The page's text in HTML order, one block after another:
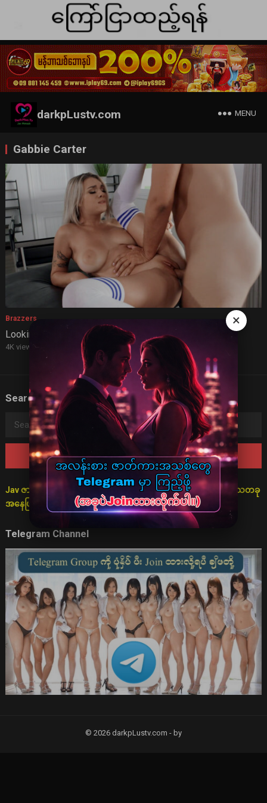
darkpLustv.com MENU
Gabbie Carter
Brazzers
Looking To Let Loose
4K views 3 years ago
Search
Search
Jav ဇာတ်လမ်းများသည် စိတ်ကူးဖြင့်သာ ပုံဖော်ထားသောကြောင့် ရသတခု
အနေဖြင့်သာ ကြည့်ရှုရန် မေတ္တာရပ်ခံအပ်ပါသည်။
Telegram Channel
© 2026 darkpLustv.com - by
×